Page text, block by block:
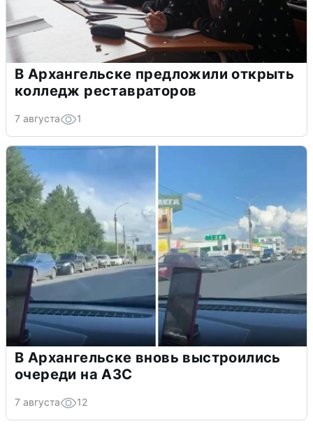
В Архангельске предложили открыть
колледж реставраторов
7 августа 1
В Архангельске вновь выстроились
очереди на АЗС
7 августа 12